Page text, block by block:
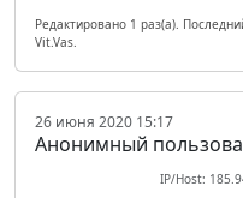
Редактировано 1 раз(а).
Vit.Vas.
26 июня 2020 15:17
Анонимный
IP/Host: